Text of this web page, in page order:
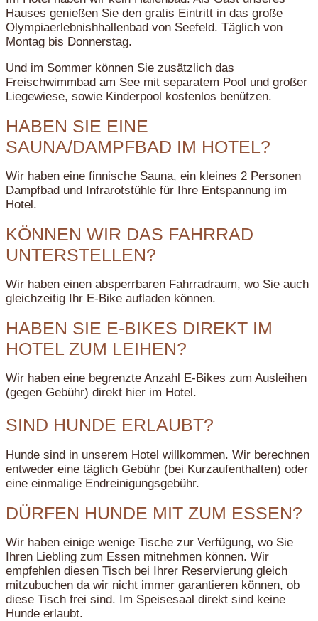
Hauses genießen Sie den gratis Eintritt in das große
Olympiaerlebnishhallenbad von Seefeld. Täglich von
Montag bis Donnerstag.
Und im Sommer können Sie zusätzlich das
Freischwimmbad am See mit separatem Pool und großer
Liegewiese, sowie Kinderpool kostenlos benützen.
HABEN SIE EINE
SAUNA/DAMPFBAD IM HOTEL?
Wir haben eine finnische Sauna, ein kleines 2 Personen
Dampfbad und Infrarotstühle für Ihre Entspannung im
Hotel.
KÖNNEN WIR DAS FAHRRAD
UNTERSTELLEN?
Wir haben einen absperrbaren Fahrradraum, wo Sie auch
gleichzeitig Ihr E-Bike aufladen können.
HABEN SIE E-BIKES DIREKT IM
HOTEL ZUM LEIHEN?
Wir haben eine begrenzte Anzahl E-Bikes zum Ausleihen
(gegen Gebühr) direkt hier im Hotel.
SIND HUNDE ERLAUBT?
Hunde sind in unserem Hotel willkommen. Wir berechnen
entweder eine täglich Gebühr (bei Kurzaufenthalten) oder
eine einmalige Endreinigungsgebühr.
DÜRFEN HUNDE MIT ZUM ESSEN?
Wir haben einige wenige Tische zur Verfügung, wo Sie
Ihren Liebling zum Essen mitnehmen können. Wir
empfehlen diesen Tisch bei Ihrer Reservierung gleich
mitzubuchen da wir nicht immer garantieren können, ob
diese Tisch frei sind. Im Speisesaal direkt sind keine
Hunde erlaubt.